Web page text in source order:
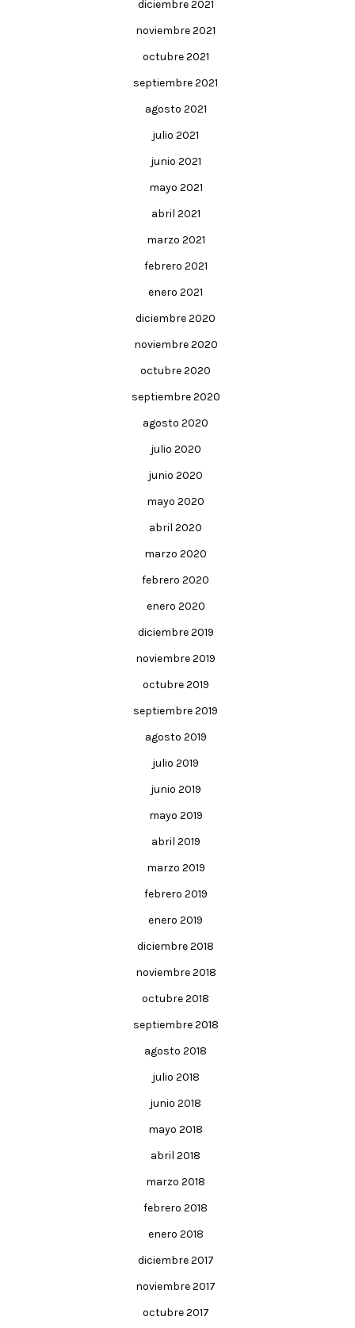
diciembre 2021
noviembre 2021
octubre 2021
septiembre 2021
agosto 2021
julio 2021
junio 2021
mayo 2021
abril 2021
marzo 2021
febrero 2021
enero 2021
diciembre 2020
noviembre 2020
octubre 2020
septiembre 2020
agosto 2020
julio 2020
junio 2020
mayo 2020
abril 2020
marzo 2020
febrero 2020
enero 2020
diciembre 2019
noviembre 2019
octubre 2019
septiembre 2019
agosto 2019
julio 2019
junio 2019
mayo 2019
abril 2019
marzo 2019
febrero 2019
enero 2019
diciembre 2018
noviembre 2018
octubre 2018
septiembre 2018
agosto 2018
julio 2018
junio 2018
mayo 2018
abril 2018
marzo 2018
febrero 2018
enero 2018
diciembre 2017
noviembre 2017
octubre 2017